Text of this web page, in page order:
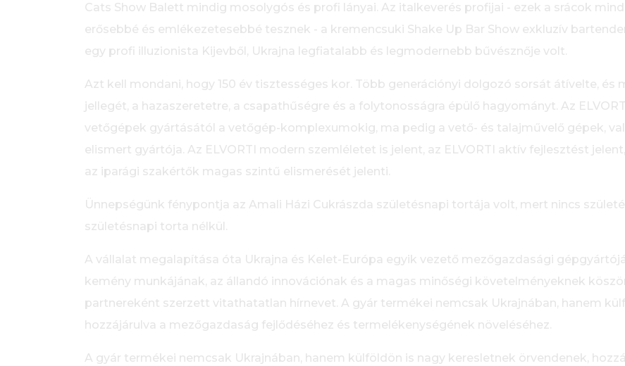
Cats Show Balett mindig mosolygós és profi lányai. Az italkeverés profijai - ezek a srácok
erősebbé és emlékezetesebbé tesznek - a kremencsuki Shake Up Bar Show exkluzív
egy profi illuzionista Kijevből, Ukrajna legfiatalabb és legmodernebb bűvésznője volt.
Azt kell mondani, hogy 150 év tisztességes kor. Több generációnyi dolgozó sorsát átívelte, és
jellegét, a hazaszeretetre, a csapathűségre és a folytonosságra épülő hagyományt. Az
vetőgépek gyártásától a vetőgép-komplexumokig, ma pedig a vető- és talajművelő gépek,
elismert gyártója. Az ELVORTI modern szemléletet is jelent, az ELVORTI aktív fejlesztést
az iparági szakértők magas szintű elismerését jelenti.
Ünnepségünk fénypontja az Amali Házi Cukrászda születésnapi tortája volt, mert nincs
születésnapi torta nélkül.
A vállalat megalapítása óta Ukrajna és Kelet-Európa egyik vezető mezőgazdasági
kemény munkájának, az állandó innovációnak és a magas minőségi követelményeknek
partnereként szerzett vitathatatlan hírnevet. A gyár termékei nemcsak Ukrajnában, hanem
hozzájárulva a mezőgazdaság fejlődéséhez és termelékenységének növeléséhez.
A gyár termékei nemcsak Ukrajnában, hanem külföldön is nagy keresletnek örvendenek,